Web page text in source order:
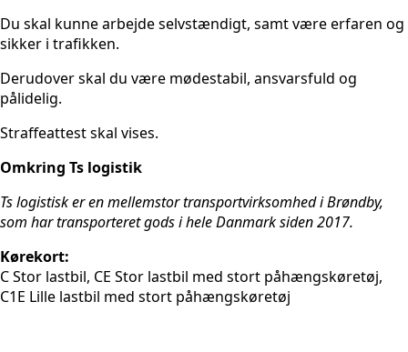
Du skal kunne arbejde selvstændigt, samt være erfaren og
sikker i trafikken.
Derudover skal du være mødestabil, ansvarsfuld og
pålidelig.
Straffeattest skal vises.
Omkring Ts logistik
Ts logistisk er en mellemstor transportvirksomhed i Brøndby,
som har transporteret gods i hele Danmark siden 2017.
Kørekort:
C Stor lastbil, CE Stor lastbil med stort påhængskøretøj,
C1E Lille lastbil med stort påhængskøretøj